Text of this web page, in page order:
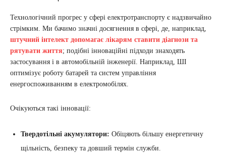
Технологічний прогрес у сфері електротранспорту є надзвичайно
стрімким. Ми бачимо значні досягнення в сфері, де, наприклад,
штучний інтелект допомагає лікарям ставити діагнози та
рятувати життя; подібні інноваційні підходи знаходять
застосування і в автомобільній інженерії. Наприклад, ШІ
оптимізує роботу батарей та систем управління
енергоспоживанням в електромобілях.
Очікуються такі інновації:
Твердотільні акумулятори: Обіцяють більшу енергетичну
щільність, безпеку та довший термін служби.